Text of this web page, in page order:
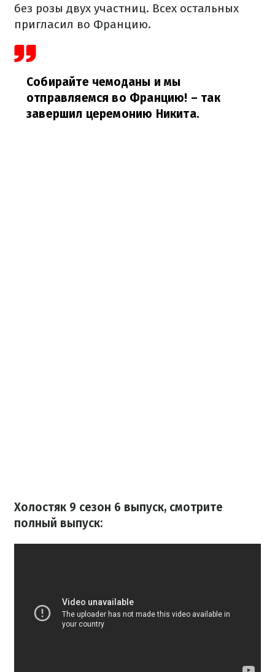
без розы двух участниц. Всех остальных
пригласил во Францию.
Собирайте чемоданы и мы
отправляемся во Францию! – так
завершил церемонию Никита.
Холостяк 9 сезон 6 выпуск, смотрите
полный выпуск: